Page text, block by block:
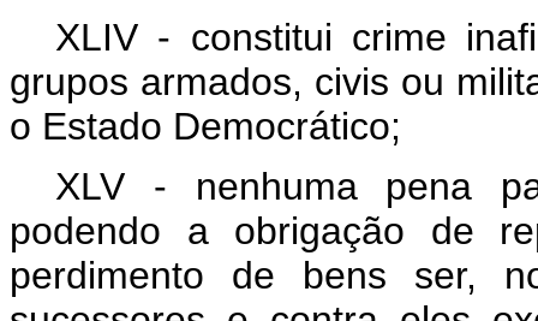
XLIV - constitui crime
grupos armados, civis ou
o Estado Democrático;
XLV - nenhuma pena
podendo a obrigação de
perdimento de bens ser,